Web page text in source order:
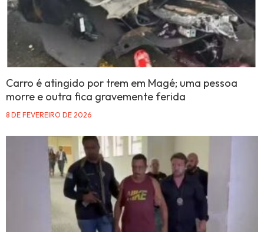
Carro é atingido por trem em Magé; uma pessoa
morre e outra fica gravemente ferida
8 DE FEVEREIRO DE 2026